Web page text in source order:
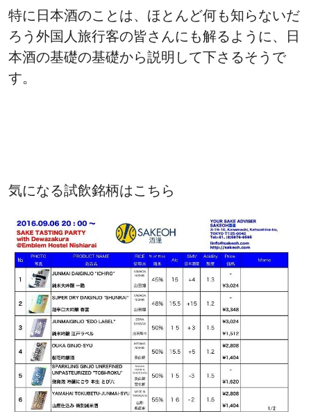
特に日本酒のことは、ほとんど何も知らないだ
ろう外国人旅行客の皆さんにも解るように、日
本酒の基礎の基礎から説明して下さるそうで
す。
気になる試飲銘柄はこちら